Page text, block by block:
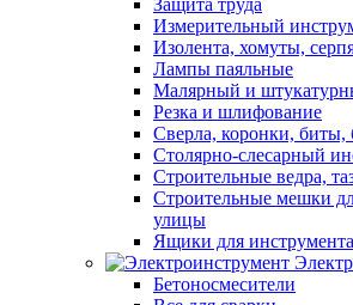
Защита труда
Измерительный
Изолента, хомуты,
Лампы паяльные
Малярный и
Резка и шлифование
Сверла, коронки, биты,
Столярно-слесарный
Строительные ведра,
Строительные мешки
улицы
Ящики для инструмента
Бетоносмесители